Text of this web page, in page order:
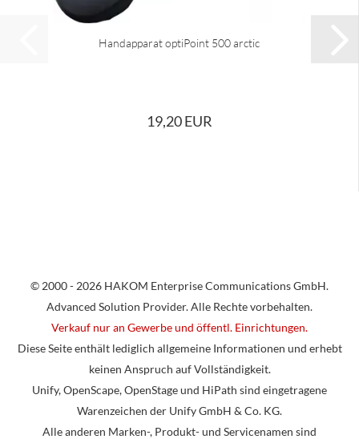
Handapparat optiPoint 500 arctic
19,20 EUR
© 2000 - 2026 HAKOM Enterprise Communications GmbH.
Advanced Solution Provider. Alle Rechte vorbehalten.
Verkauf nur an Gewerbe und öffentl. Einrichtungen.
Diese Seite enthält lediglich allgemeine Informationen und erhebt
keinen Anspruch auf Vollständigkeit.
Unify, OpenScape, OpenStage und HiPath sind eingetragene
Warenzeichen der Unify GmbH & Co. KG.
Alle anderen Marken-, Produkt- und Servicenamen sind